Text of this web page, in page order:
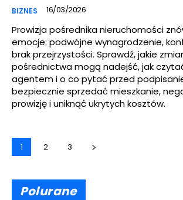
BIZNES 16/03/2026
Prowizja pośrednika nieruchomości
emocje: podwójne wynagrodzenie,
brak przejrzystości. Sprawdź, jakie
pośrednictwa mogą nadejść, jak
agentem i o co pytać przed
bezpiecznie sprzedać mieszkanie,
prowizję i uniknąć ukrytych kosztów.
1 2 3
Polurane